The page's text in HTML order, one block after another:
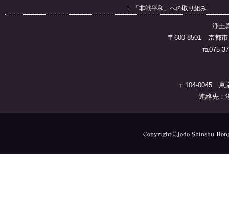
「非戦平和」への取り組み
浄土
〒600-8501 京都市
℡075-
〒104-0045 東
連絡先：